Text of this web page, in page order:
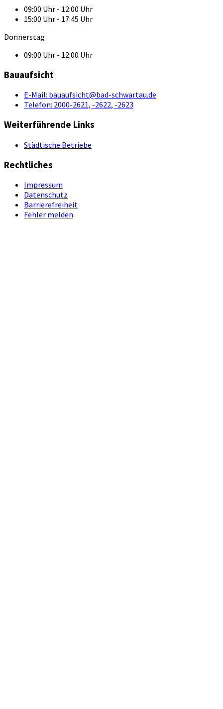
09:00 Uhr - 12:00 Uhr
15:00 Uhr - 17:45 Uhr
Donnerstag
09:00 Uhr - 12:00 Uhr
Bauaufsicht
E-Mail: bauaufsicht@bad-schwartau.de
Telefon: 2000-2621, -2622, -2623
Weiterführende Links
Städtische Betriebe
Rechtliches
Impressum
Datenschutz
Barrierefreiheit
Fehler melden